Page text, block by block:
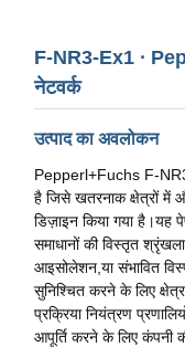
F-NR3-Ex1 ∙
नेटवर्क
उत्पाद का अवलोकन
Pepperl+Fuchs F-
है जिसे खतरनाक क्षेत्रों में
डिज़ाइन किया गया है।यह
समाधानों की विस्तृत
आइसोलेशन,या संभावित
सुनिश्चित करने के लिए
प्रक्रिया नियंत्रण
आपूर्ति करने के लिए कंपनी